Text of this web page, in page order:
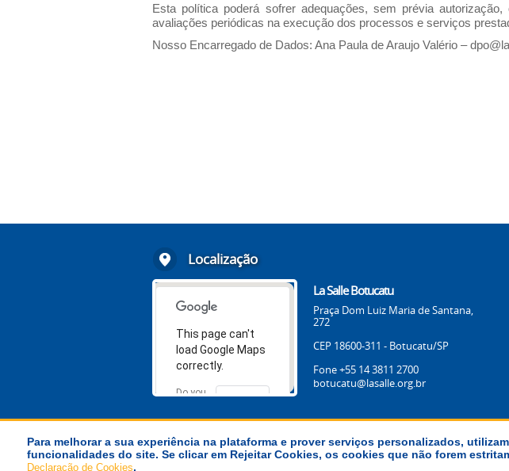
Esta política poderá sofrer adequações, sem prévia
avaliações periódicas na execução dos processos e serviços
Nosso Encarregado de Dados: Ana Paula de Araujo Valério –
Localização
This page can't
load Google Maps
correctly.
Do you
website?
OK
La Salle Botucatu
Praça Dom Luiz Maria de Santana,
272
CEP 18600-311 - Botucatu/SP
Fone +55 14 3811 2700
Para melhorar a sua experiência na plataforma e prover serviços personalizados,
funcionalidades do site. Se clicar em Rejeitar Cookies, os cookies que não forem
Declaração de Cookies.
botucatu@lasalle.org.br
© Província La Salle Brasil-Chile